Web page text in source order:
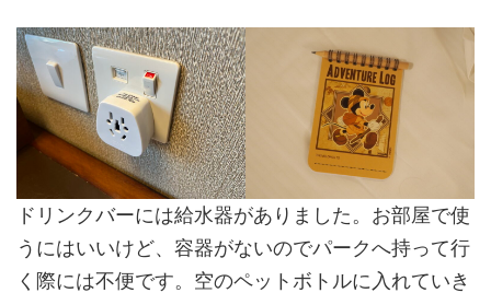
ドリンクバーには給水器がありました。お部屋で使
うにはいいけど、容器がないのでパークへ持って行
く際には不便です。空のペットボトルに入れていき